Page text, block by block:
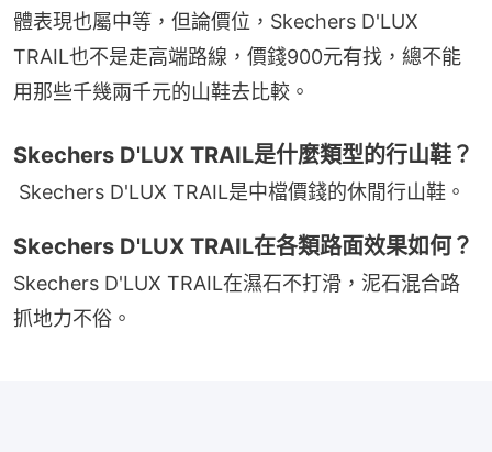
體表現也屬中等，但論價位，Skechers D'LUX
TRAIL也不是走高端路線，價錢900元有找，總不能
用那些千幾兩千元的山鞋去比較。
Skechers D'LUX TRAIL是什麼類型的行山鞋？
Skechers D'LUX TRAIL是中檔價錢的休閒行山鞋。
Skechers D'LUX TRAIL在各類路面效果如何？
Skechers D'LUX TRAIL在濕石不打滑，泥石混合路
抓地力不俗。